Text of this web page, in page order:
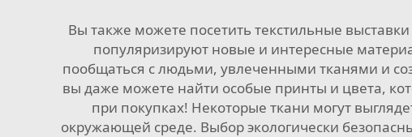
Вы также можете посетить текстильные
популяризируют новые и интересные
пообщаться с людьми, увлеченными тканями и
вы даже можете найти особые принты и цвета,
при покупках! Некоторые ткани могут
окружающей среде. Выбор экологически